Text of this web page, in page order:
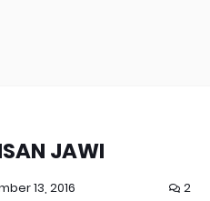
JAWI
13, 2016 2